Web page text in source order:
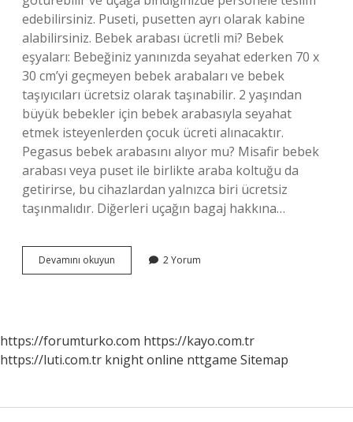
edebilirsiniz. Puseti, pusetten ayrı olarak kabine
alabilirsiniz. Bebek arabası ücretli mi? Bebek
eşyaları: Bebeğiniz yanınızda seyahat ederken 70 x
30 cm’yi geçmeyen bebek arabaları ve bebek
taşıyıcıları ücretsiz olarak taşınabilir. 2 yaşından
büyük bebekler için bebek arabasıyla seyahat
etmek isteyenlerden çocuk ücreti alınacaktır.
Pegasus bebek arabasını alıyor mu? Misafir bebek
arabası veya puset ile birlikte araba koltuğu da
getirirse, bu cihazlardan yalnızca biri ücretsiz
taşınmalıdır. Diğerleri uçağın bagaj hakkına…
Devamını okuyun
Bebek
2 Yorum
https://forumturko.com https://kayo.com.tr
https://luti.com.tr knight online nttgame Sitemap